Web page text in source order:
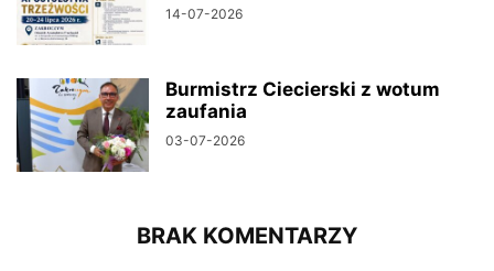
14-07-2026
Burmistrz Ciecierski z wotum
zaufania
03-07-2026
BRAK KOMENTARZY